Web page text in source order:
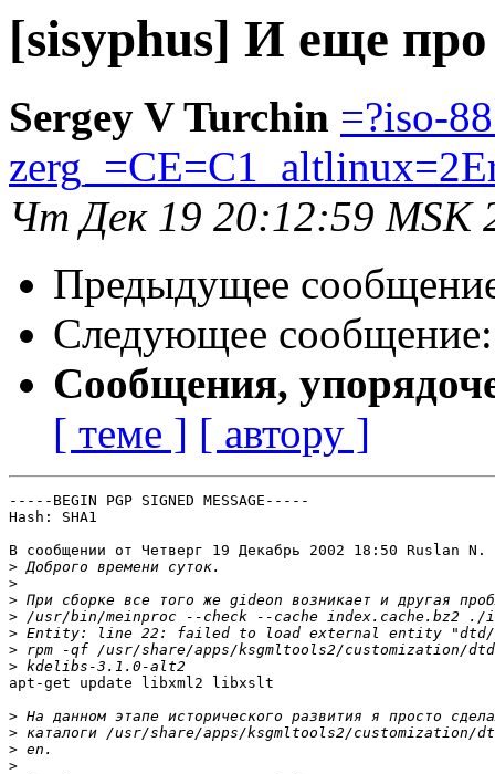
[sisyphus] И еще
Sergey V Turchin =?iso-
Чт Дек 19 20:12:59 MSK
Предыдущее
Следующее
Сообщения,
[ теме ] [ автору ]
-----BEGIN PGP SIGNED MESSAGE-----
Hash: SHA1
В сообщении от Четверг 19 Декабрь 2002 18:50 Ruslan
>
>
>
>
>
>
>
apt-get update libxml2 libxslt
>
>
>
>